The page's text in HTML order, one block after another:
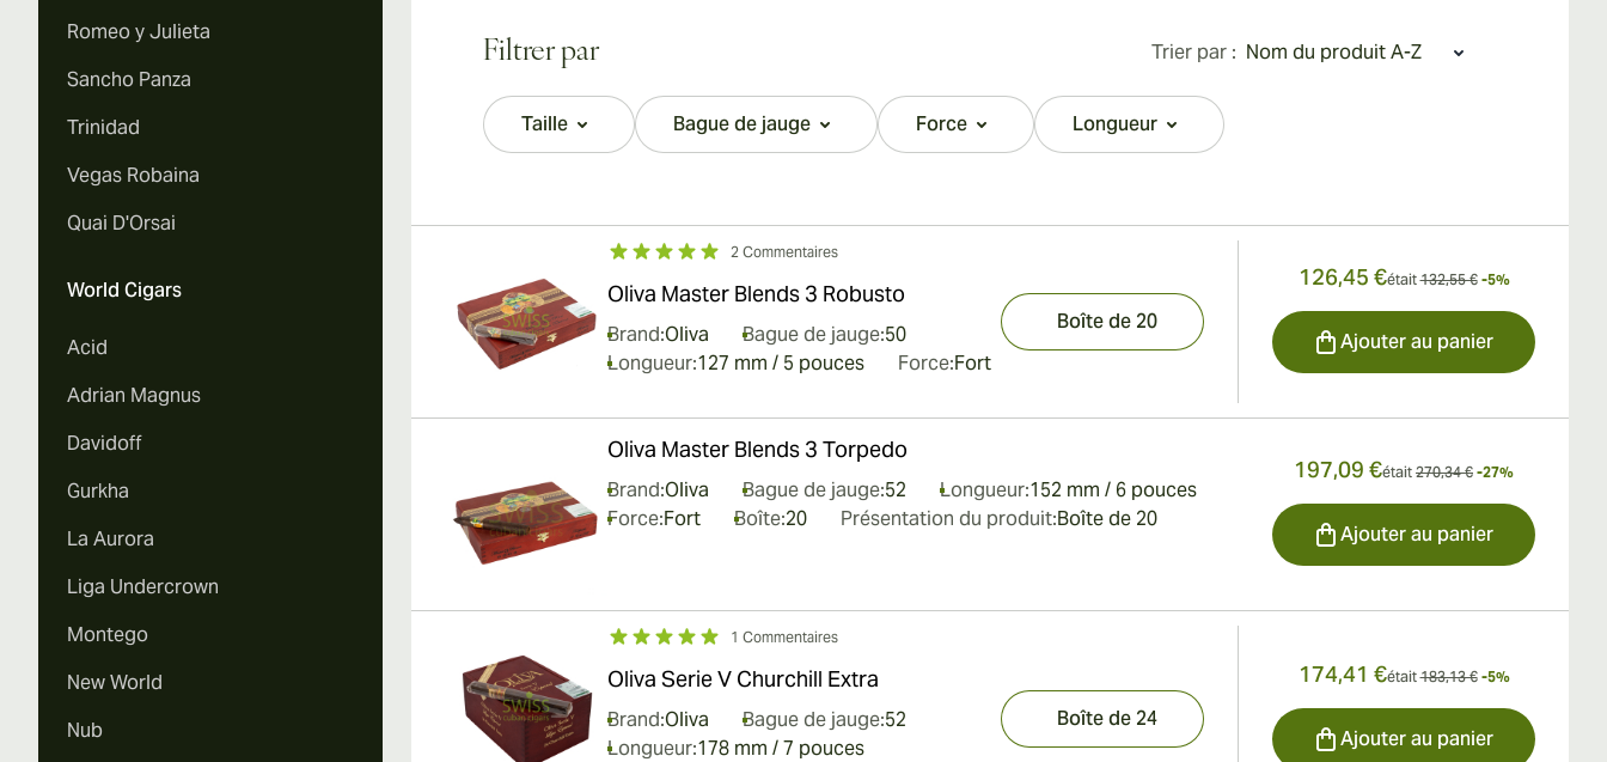
Romeo y Julieta
Sancho Panza
Trinidad
Vegas Robaina
Quai D'Orsai
World Cigars
Acid
Adrian Magnus
Davidoff
Gurkha
La Aurora
Liga Undercrown
Montego
New World
Nub
Filtrer par Trier par :
Taille
filter
Bague de jauge
filter
Force
filter
Longueur
filter
2 Commentaires
Oliva Master Blends 3 Robusto
Brand:Oliva Bague de jauge:50
Longueur:127 mm / 5 pouces Force:Fort
126,45 €était 132,55 € -5%
Ajouter au panier
Boîte de 20
Oliva Master Blends 3 Torpedo
Brand:Oliva Bague de jauge:52 Longueur:152 mm / 6 pouces
Force:Fort Boîte:20 Présentation du produit:Boîte de 20
197,09 €était 270,34 € -27%
Ajouter au panier
1 Commentaires
Oliva Serie V Churchill Extra
Brand:Oliva Bague de jauge:52
Longueur:178 mm / 7 pouces
174,41 €était 183,13 € -5%
Ajouter au panier
Boîte de 24